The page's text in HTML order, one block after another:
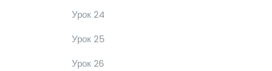
Урок 24
Урок 25
Урок 26